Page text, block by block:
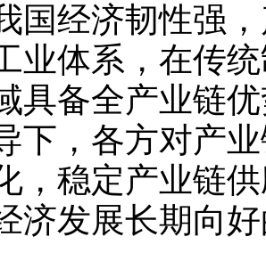
经济韧性强，
业体系，在传
具备全产业链
下，各方对产
，稳定产业链
济发展长期向